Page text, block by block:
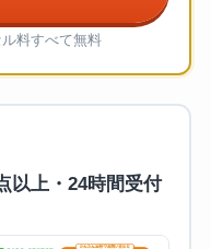
料すべて無料
以上・24時間受付